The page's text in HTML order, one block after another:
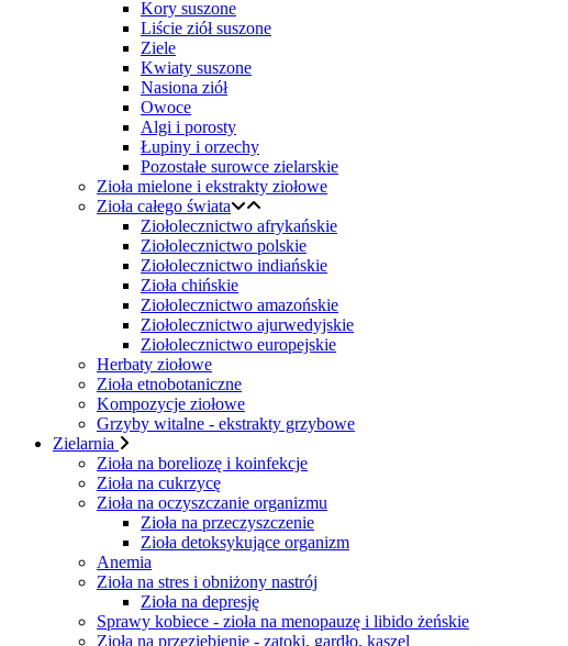
Kory suszone
Liście ziół suszone
Ziele
Kwiaty suszone
Nasiona ziół
Owoce
Algi i porosty
Łupiny i orzechy
Pozostałe surowce zielarskie
Zioła mielone i ekstrakty ziołowe
Zioła całego świata
Ziołolecznictwo afrykańskie
Ziołolecznictwo polskie
Ziołolecznictwo indiańskie
Zioła chińskie
Ziołolecznictwo amazońskie
Ziołolecznictwo ajurwedyjskie
Ziołolecznictwo europejskie
Herbaty ziołowe
Zioła etnobotaniczne
Kompozycje ziołowe
Grzyby witalne - ekstrakty grzybowe
Zielarnia
Zioła na boreliozę i koinfekcje
Zioła na cukrzycę
Zioła na oczyszczanie organizmu
Zioła na przeczyszczenie
Zioła detoksykujące organizm
Anemia
Zioła na stres i obniżony nastrój
Zioła na depresję
Sprawy kobiece - zioła na menopauzę i libido żeńskie
Zioła na przeziębienie - zatoki, gardło, kaszel